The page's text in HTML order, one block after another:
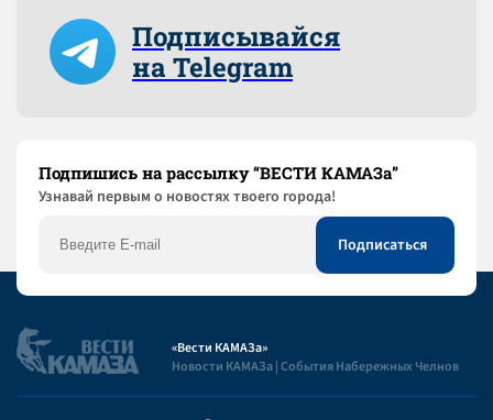
Подписывайся
на Telegram
Подпишись на рассылку “ВЕСТИ КАМАЗа”
Узнaвай первым о новостях твоего города!
«Вести КАМАЗа»
Новости КАМАЗа | События Набережных Челнов